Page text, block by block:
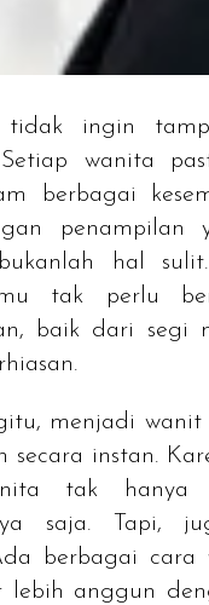
tidak ingin
Setiap wanita
berbagai
penampilan
bukanlah hal
tak perlu
baik dari segi
menjadi
secara instan.
tak hanya
saja. Tapi,
berbagai cara
lebih anggun